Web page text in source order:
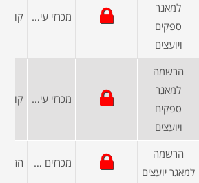
למאגר
ספקים
ויועצים
מכרזי עיריות ומועצות
הרשמה
למאגר
ספקים
ויועצים
מכרזי עיריות ומועצות
הרשמה
למאגר יועצים
מכרזים פומביים